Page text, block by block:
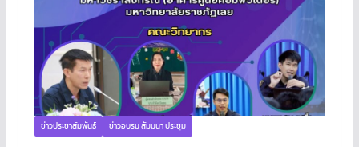
ข่าวประชาสัมพันธ์ ข่าวอบรม สัมมนา ประชุม